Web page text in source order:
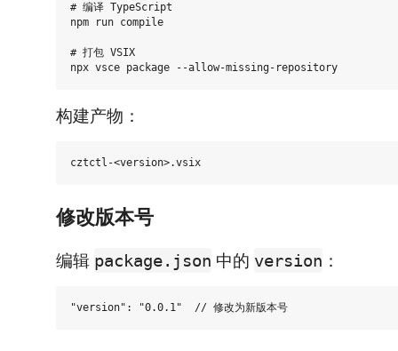
# 编译 TypeScript
npm run compile
# 打包 VSIX
构建产物：
修改版本号
编辑 package.json 中的 version ：